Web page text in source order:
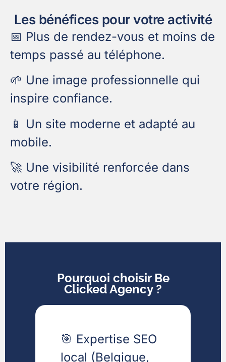
Les bénéfices pour votre activité
📅 Plus de rendez-vous et moins de
temps passé au téléphone.
🌱 Une image professionnelle qui
inspire confiance.
📱 Un site moderne et adapté au
mobile.
🚀 Une visibilité renforcée dans
votre région.
Pourquoi choisir Be
Clicked Agency ?
🎯 Expertise SEO
local (Belgique,